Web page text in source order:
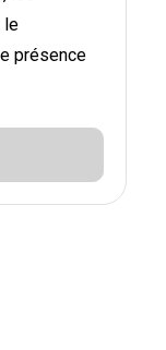
le
présence